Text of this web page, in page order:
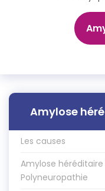
Amylose
Les causes
Amylose
Polyneuropathie